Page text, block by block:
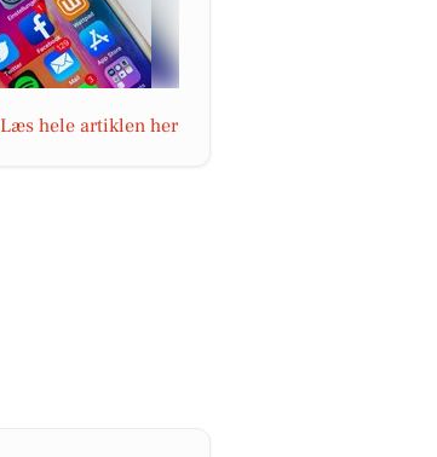
Læs hele artiklen her